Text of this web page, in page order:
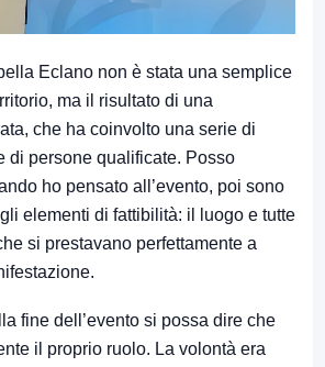
Eclano non è stata una semplice
ma il risultato di una
che ha coinvolto una serie di
di persone qualificate. Posso
ho pensato all’evento, poi sono
elementi di fattibilità: il luogo e tutte
si prestavano perfettamente a
fine dell’evento si possa dire che
il proprio ruolo. La volontà era